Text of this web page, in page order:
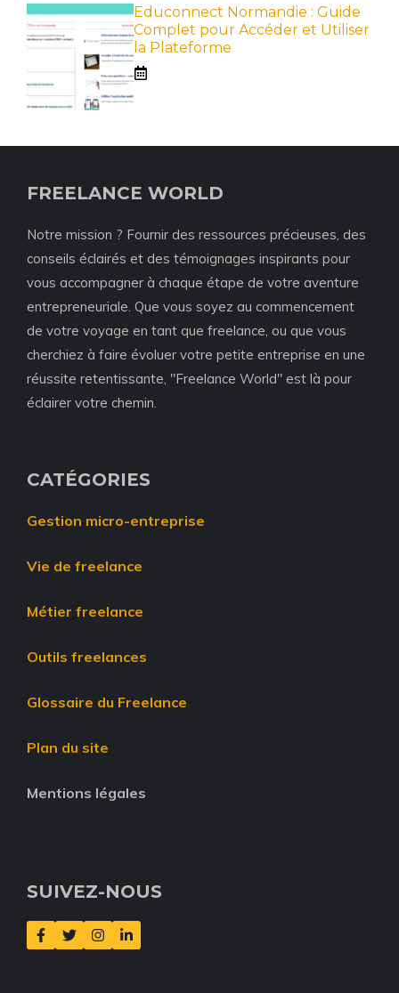
Educonnect Normandie : Guide
Complet pour Accéder et Utiliser
la Plateforme
FREELANCE WORLD
Notre mission ? Fournir des ressources précieuses, des
conseils éclairés et des témoignages inspirants pour
vous accompagner à chaque étape de votre aventure
entrepreneuriale. Que vous soyez au commencement
de votre voyage en tant que freelance, ou que vous
cherchiez à faire évoluer votre petite entreprise en une
réussite retentissante, "Freelance World" est là pour
éclairer votre chemin.
CATÉGORIES
Gestion micro-entreprise
Vie de freelance
Métier freelance
Outils freelances
Glossaire du Freelance
Plan du site
Mentions légales
SUIVEZ-NOUS